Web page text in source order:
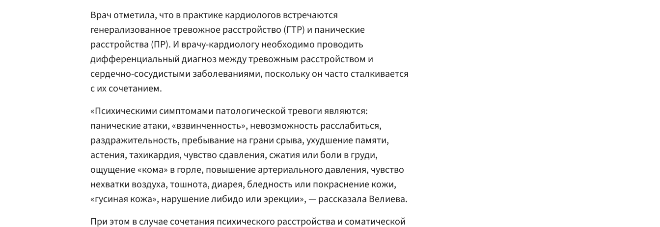
Врач отметила, что в практике кардиологов встречаются
генерализованное тревожное расстройство (ГТР) и панические
расстройства (ПР). И врачу-кардиологу необходимо проводить
дифференциальный диагноз между тревожным расстройством и
сердечно-сосудистыми заболеваниями, поскольку он часто сталкивается
с их сочетанием.
«Психическими симптомами патологической тревоги являются:
панические атаки, «взвинченность», невозможность расслабиться,
раздражительность, пребывание на грани срыва, ухудшение памяти,
астения, тахикардия, чувство сдавления, сжатия или боли в груди,
ощущение «кома» в горле, повышение артериального давления, чувство
нехватки воздуха, тошнота, диарея, бледность или покраснение кожи,
«гусиная кожа», нарушение либидо или эрекции», — рассказала Велиева.
При этом в случае сочетания психического расстройства и соматической